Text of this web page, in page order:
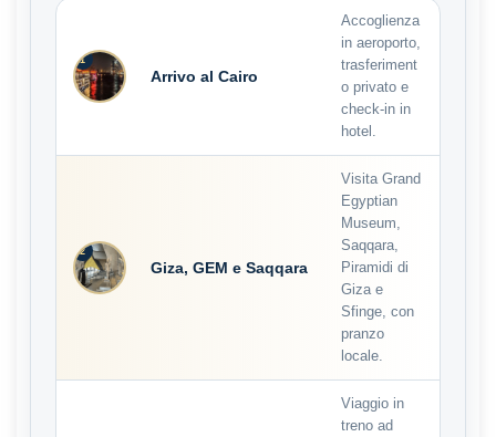
1
Arrivo al Cairo
Accoglienza
in aeroporto,
trasferiment
o privato e
check-in in
hotel.
2
Giza, GEM e Saqqara
Visita Grand
Egyptian
Museum,
Saqqara,
Piramidi di
Giza e
Sfinge, con
pranzo
locale.
Viaggio in
treno ad